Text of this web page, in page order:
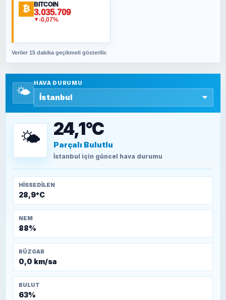
ORHAN KILIÇOĞLU
Fahişeye beyinli bir müstevli alçağına
SAVAŞ ŞAHİN
SEYFULLAH ÇİÇEK
TEOMAN ALPASLAN
Kütahya-Eskişehir Muharebeleri (10-24
₿ BITCOIN
3.035.709
▼-0,07%
Veriler 15 dakika geçikmeli gösterilir.
🌤️
HAVA DURUMU
🌤️ 24,1°C
Parçalı Bulutlu
İstanbul için güncel hava durumu
HISSEDILEN
28,9°C
NEM
88%
RÜZGAR
0,0 km/sa
BULUT
63%